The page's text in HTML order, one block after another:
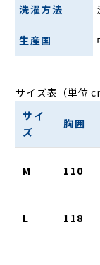
洗濯方法
生産国
サイズ表（単位
サイ
ズ
胸囲
M 110
L 118